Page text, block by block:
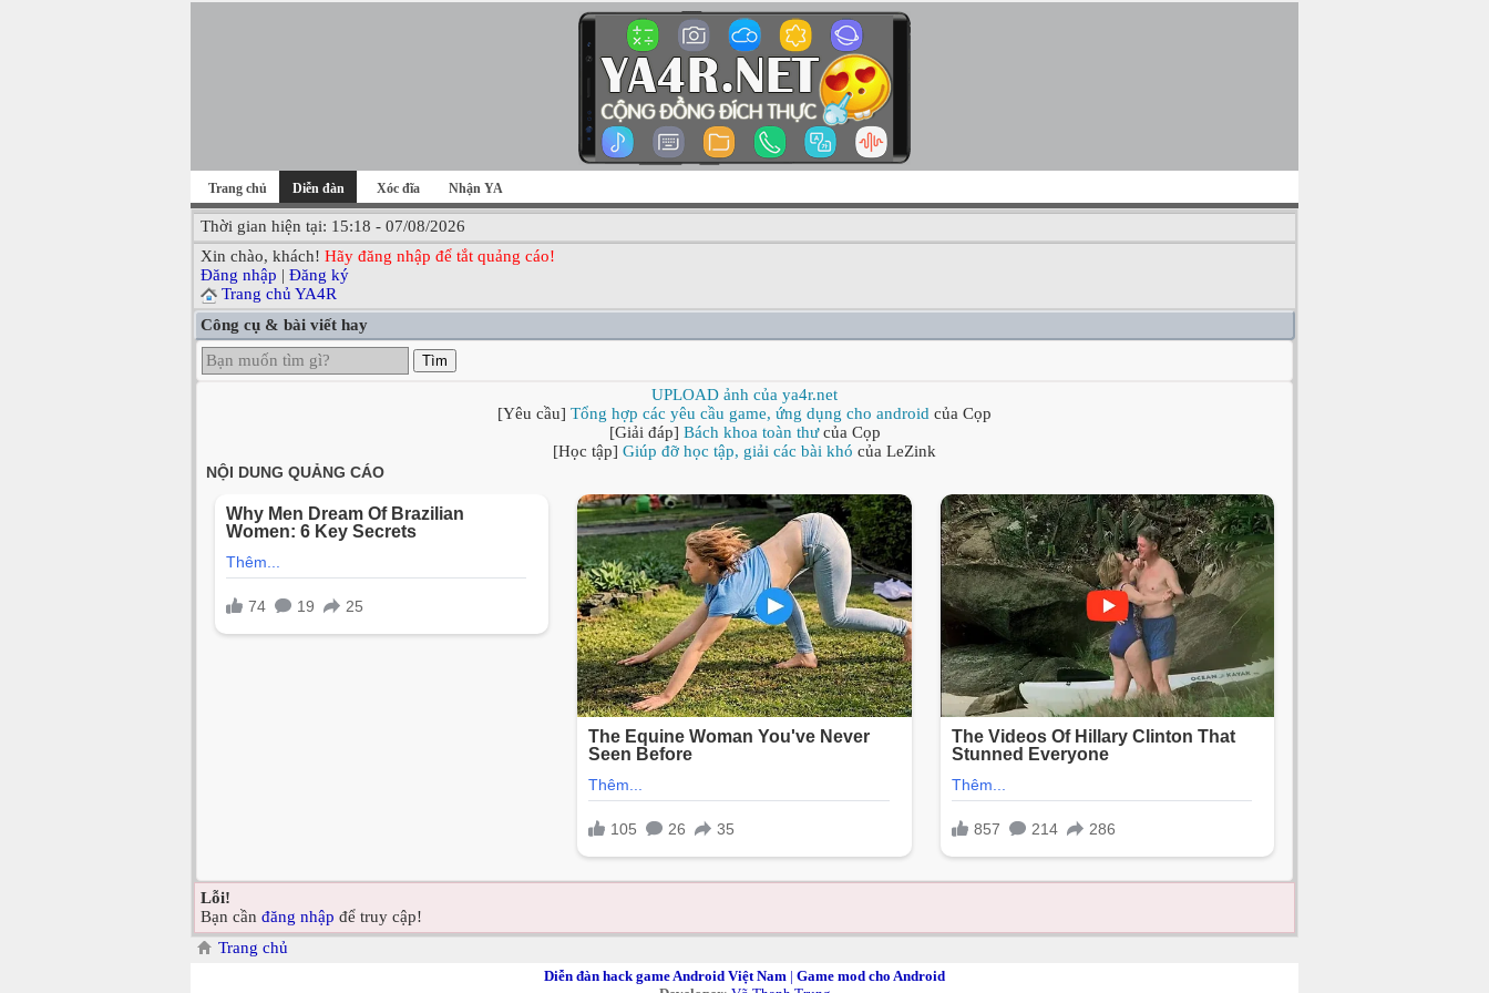
Trang chủ Diễn đàn Xóc đĩa Nhận YA
Thời gian hiện tại: 15:18 - 07/08/2026
Xin chào, khách! Hãy đăng nhập để tắt quảng cáo!
Đăng nhập | Đăng ký
Trang chủ YA4R
Công cụ & bài viết hay
Tìm
UPLOAD ảnh của ya4r.net
[Yêu cầu] Tổng hợp các yêu cầu game, ứng dụng cho android của Cọp
[Giải đáp] Bách khoa toàn thưcủa Cọp
[Học tập] Giúp đỡ học tập, giải các bài khó của LeZink
Lỗi!
Bạn cần đăng nhập để truy cập!
Trang chủ
Diễn đàn hack game Android Việt Nam | Game mod cho Android